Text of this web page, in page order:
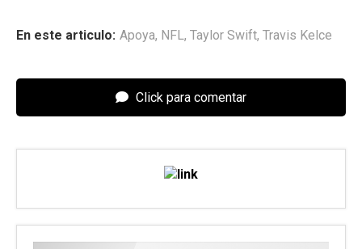
En este articulo: Apoya, NFL, Taylor Swift, Travis Kelce
Click para comentar